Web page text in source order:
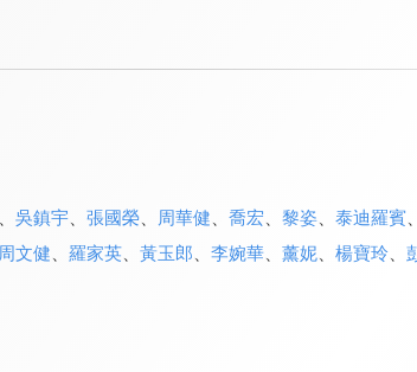
吳鎮宇、 張國榮、 周華健 喬宏 黎姿、 泰迪羅賓
周文健 羅家英、 黃玉郎 李婉華、 薰妮、 楊寶玲、